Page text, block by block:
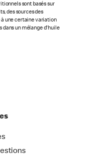
sont basés sur
des sources des
à une certaine variation
dans un mélange d'huile